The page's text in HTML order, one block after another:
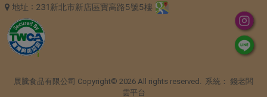
地址 : 231新北市新店區寶高路5號5樓
展騰食品有限公司 Copyright© 2026 All rights reserved. 系統： 錢老闆
雲平台